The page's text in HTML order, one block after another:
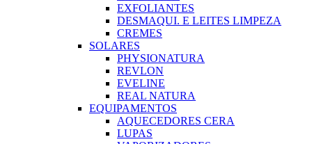
EXFOLIANTES
DESMAQUI. E LEITES LIMPEZA
CREMES
SOLARES
PHYSIONATURA
REVLON
EVELINE
REAL NATURA
EQUIPAMENTOS
AQUECEDORES CERA
LUPAS